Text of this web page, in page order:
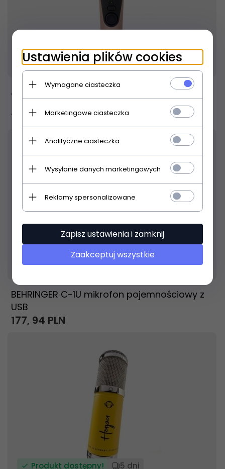
Produkt dostępny! 24 godziny
Apogee HypeMic mikrofon
1 599, 00PLN
Produkt dostępny! 14 dni
BEHRINGER C-1U mikrofon pojemnościowy z
USB
177, 94 PLN
Produkt dostępny! 5 dni
Ustawienia plików cookies
Wymagane ciasteczka
Marketingowe ciasteczka
Analityczne ciasteczka
Wysyłanie danych marketingowych
Reklamy spersonalizowane
Zapisz ustawienia i zamknij
Zaakceptuj wszystkie